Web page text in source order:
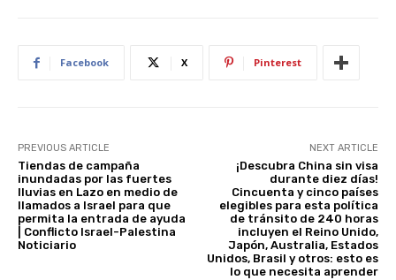
p
Facebook X Pinterest
PREVIOUS ARTICLE
Tiendas de campaña
inundadas por las fuertes
lluvias en Lazo en medio de
llamados a Israel para que
permita la entrada de ayuda
| Conflicto Israel-Palestina
Noticiario
NEXT ARTICLE
¡Descubra China sin visa
durante diez días!
Cincuenta y cinco países
elegibles para esta política
de tránsito de 240 horas
incluyen el Reino Unido,
Japón, Australia, Estados
Unidos, Brasil y otros: esto es
lo que necesita aprender